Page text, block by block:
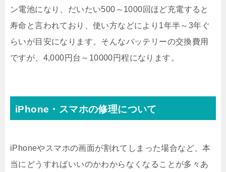
ン電池になり、だいたい500～1000回ほど充電すると
寿命と言われており、使い方などにより1年半～3年ぐ
らいが目安になります。そんなバッテリーの交換費用
ですが、4,000円台～10000円程になります。
iPhone・スマホの修理について
iPhoneやスマホの画面が割れてしまった場合など、本
当にどうすればいいのかわからなくなることが多々あ